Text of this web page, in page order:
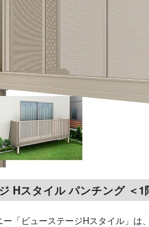
Hスタイル パンチング ＜1
ー「ビューステージHスタイル」は